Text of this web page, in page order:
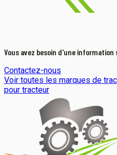
Vous avez besoin d'une information
Contactez-nous
Voir toutes les marques de
pour tracteur